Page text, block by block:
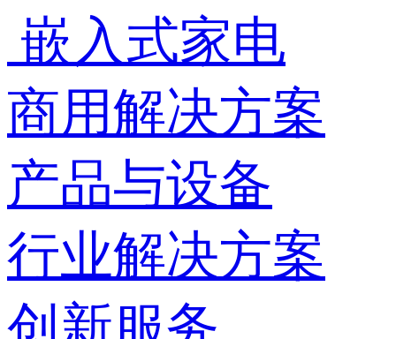
嵌入式家电
商用解决方案
产品与设备
行业解决方案
创新服务